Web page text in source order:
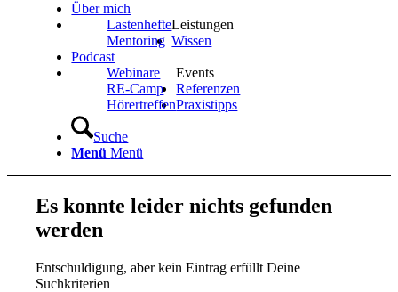
Über mich
Leistungen
Lastenhefte
Mentoring Wissen
Podcast
Events
Webinare
RE-Camp
Hörertreffen
Referenzen
Praxistipps
Suche
Menü Menü
Es konnte leider nichts gefunden
werden
Entschuldigung, aber kein Eintrag erfüllt Deine
Suchkriterien